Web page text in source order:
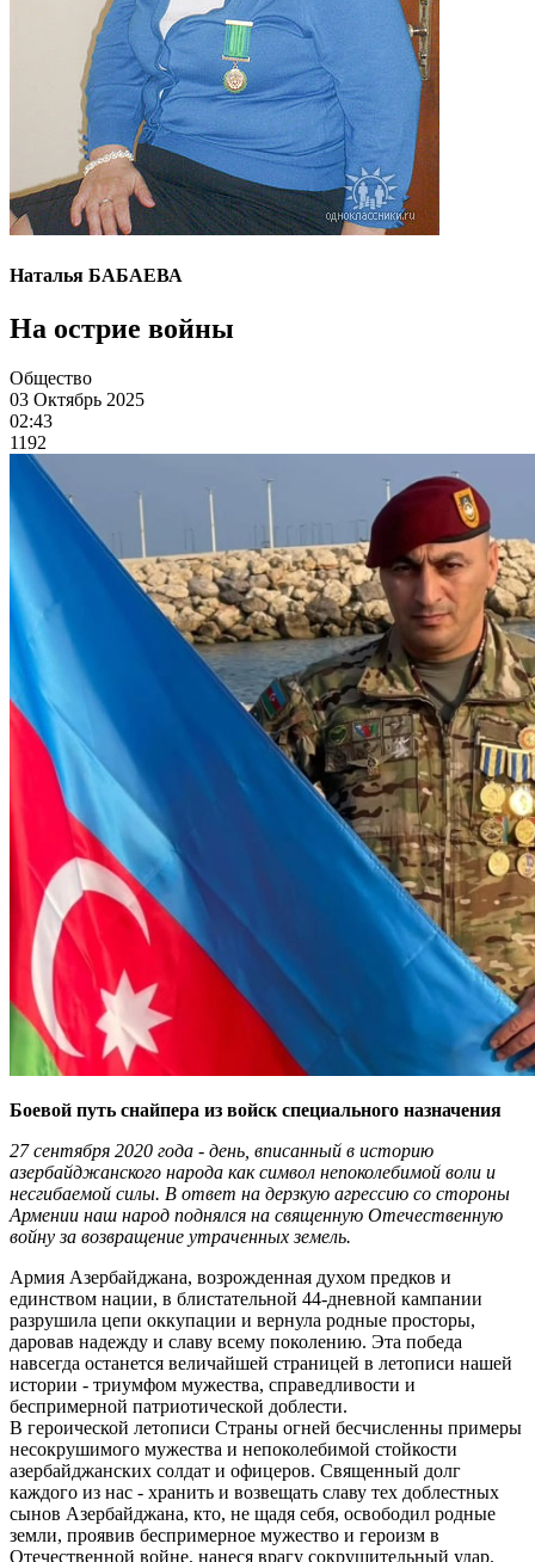
Наталья БАБАЕВА
На острие войны
Общество
03 Октябрь 2025
02:43
1192
Боевой путь снайпера из войск специального назначения
27 сентября 2020 года - день, вписанный в историю
азербайджанского народа как символ непоколебимой воли и
несгибаемой силы. В ответ на дерзкую агрессию со стороны
Армении наш народ поднялся на священную Отечественную
войну за возвращение утраченных земель.
Армия Азербайджана, возрожденная духом предков и
единством нации, в блистательной 44-дневной кампании
разрушила цепи оккупации и вернула родные просторы,
даровав надежду и славу всему поколению. Эта победа
навсегда останется величайшей страницей в летописи нашей
истории - триумфом мужества, справедливости и
беспримерной патриотической доблести.
В героической летописи Страны огней бесчисленны примеры
несокрушимого мужества и непоколебимой стойкости
азербайджанских солдат и офицеров. Священный долг
каждого из нас - хранить и возвещать славу тех доблестных
сынов Азербайджана, кто, не щадя себя, освободил родные
земли, проявив беспримерное мужество и героизм в
Отечественной войне, нанеся врагу сокрушительный удар.